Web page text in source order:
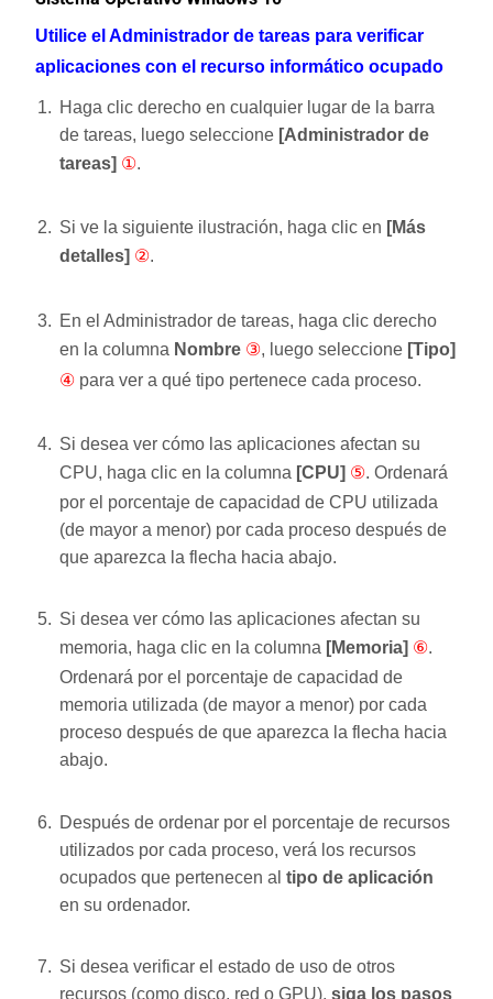
Utilice el Administrador de tareas para verificar
aplicaciones con el recurso informático ocupado
Haga clic derecho en cualquier lugar de la barra
de tareas, luego seleccione [Administrador de
tareas] ①.
Si ve la siguiente ilustración, haga clic en [Más
detalles] ②.
En el Administrador de tareas, haga clic derecho
en la columna Nombre ③, luego seleccione [Tipo]
④ para ver a qué tipo pertenece cada proceso.
Si desea ver cómo las aplicaciones afectan su
CPU, haga clic en la columna [CPU] ⑤. Ordenará
por el porcentaje de capacidad de CPU utilizada
(de mayor a menor) por cada proceso después de
queaparezca la flecha hacia abajo.
Si desea ver cómo las aplicaciones afectan su
memoria, haga clic en la columna [Memoria] ⑥.
Ordenará por el porcentaje de capacidad de
memoria utilizada (de mayor a menor) por cada
proceso después de queaparezca la flecha hacia
abajo.
Después de ordenar por el porcentaje de recursos
utilizados por cada proceso, verá los recursos
ocupados que pertenecen altipo de aplicación
en su ordenador.
Si desea verificar el estado de uso de otros
recursos (como disco, red o GPU),siga los pasos